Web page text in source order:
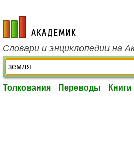
academic.ru
Словари и энциклопедии на
Толкования Переводы Книги